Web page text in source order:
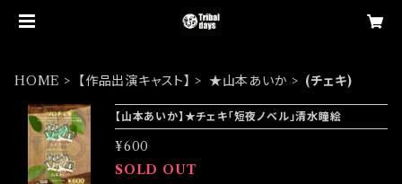
HOME 【作品出演キャスト】 ★山本あいか (チェキ)
【山本あいか】★チェキ「短夜ノベル」清水瞳絵
¥600
SOLD OUT